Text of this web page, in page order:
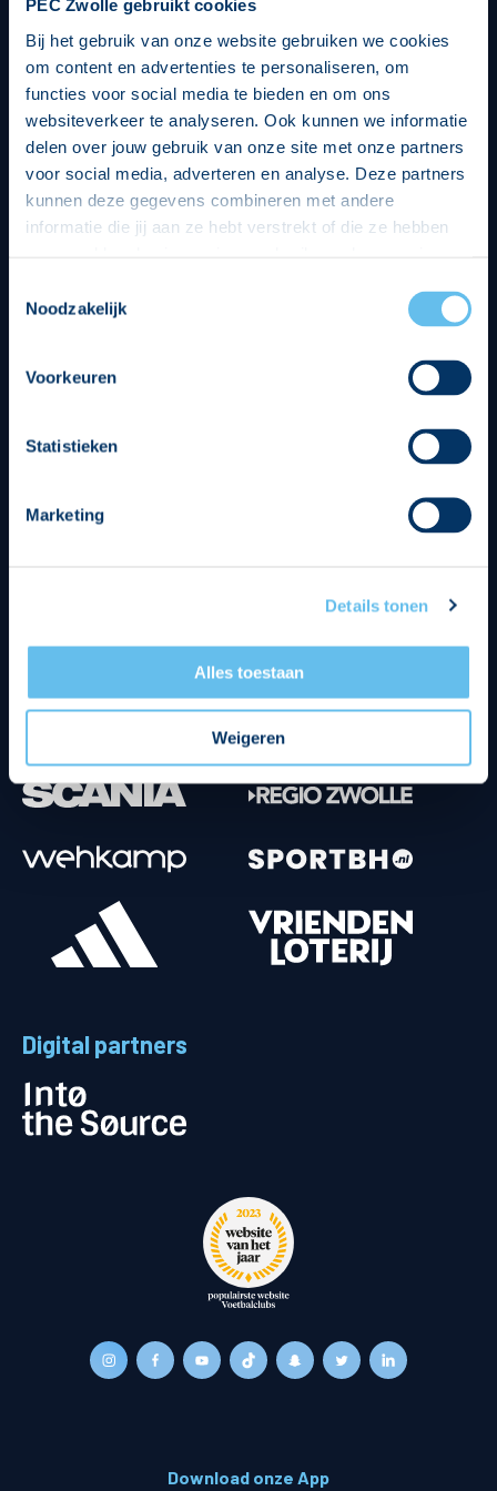
PEC Zwolle gebruikt cookies
Bij het gebruik van onze website gebruiken we cookies
om content en advertenties te personaliseren, om
functies voor social media te bieden en om ons
websiteverkeer te analyseren. Ook kunnen we informatie
delen over jouw gebruik van onze site met onze partners
voor social media, adverteren en analyse. Deze partners
kunnen deze gegevens combineren met andere
informatie die jij aan ze hebt verstrekt of die ze hebben
op een veilige en integere wijze. Je kunt je toestemming
beheren op de privacy- en cookieverklaring pagina.
Noodzakelijk
Voorkeuren
Statistieken
Marketing
Details tonen
Alles toestaan
Weigeren
Digital partners
Download onze App